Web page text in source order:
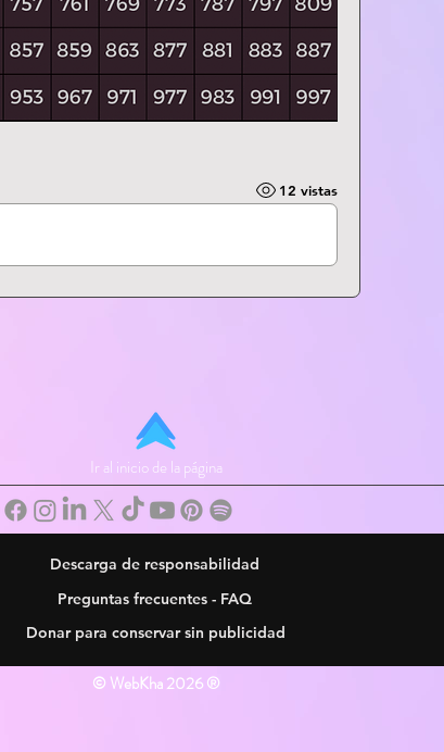
12 vistas
Ir al inicio de la página
Descarga de responsabilidad
Preguntas frecuentes - FAQ
Donar para conservar sin publicidad
© WebKha 2026 ®